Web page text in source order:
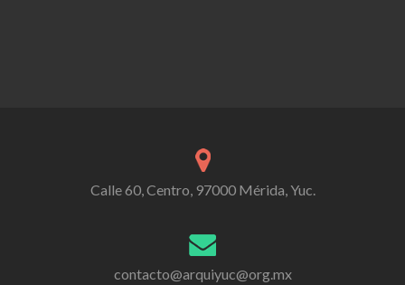
Calle 60, Centro, 97000 Mérida, Yuc.
contacto@arquiyuc@org.mx